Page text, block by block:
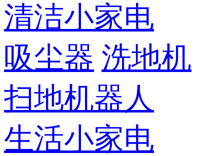
清洁小家电
吸尘器 洗地机
扫地机器人
生活小家电